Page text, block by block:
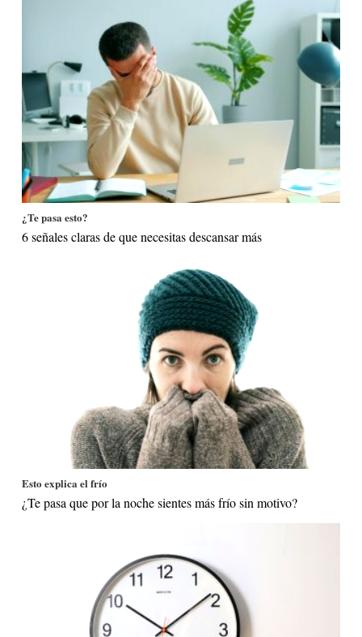
¿Te pasa esto?
6 señales claras de que necesitas descansar más
Esto explica el frío
¿Te pasa que por la noche sientes más frío sin motivo?